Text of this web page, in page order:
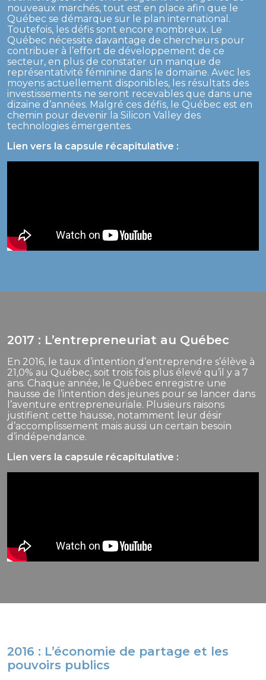
nouveaux marchés, tout est en place afin que le
Québec se démarque sur le plan international.
Toutefois, les défis sont encore nombreux. Le
Québec nécessite davantage de chercheurs pour
contribuer à l’effort de développement de ce
secteur, en plus de constater un manque de
représentativité féminine dans le domaine. Avec les
moyens actuellement disponibles, les résultats des
investissements ne seront recevables que dans une
dizaine d’années. Malgré ces défis, le Québec est en
chemin pour devenir la Silicon Valley des
technologies émergentes.
Lien vers la capsule récapitulative :
2017 : L’entrepreneuriat au Québec
En 2016, le taux d’intention d’entreprendre s’élève à
21,0% au Québec, soit trois fois plus élevé qu’il y a 7
ans. Chaque année, le Québec enregistre une
hausse de l’intention des jeunes pour se lancer dans
l’aventure entrepreneuriale. Plusieurs raisons
justifient cette hausse, notamment leur désir
d’accomplissement mais aussi un certain besoin
d’indépendance.
Lien vers la capsule récapitulative :
2016 : L’économie de partage et les
pouvoirs publics